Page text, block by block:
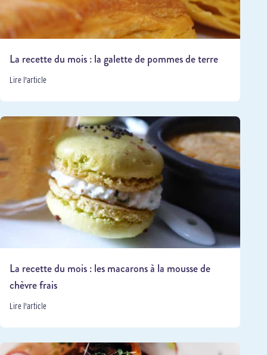
La recette du mois : la galette de pommes de terre
Lire l'article
La recette du mois : les macarons à la mousse de
chèvre frais
Lire l'article